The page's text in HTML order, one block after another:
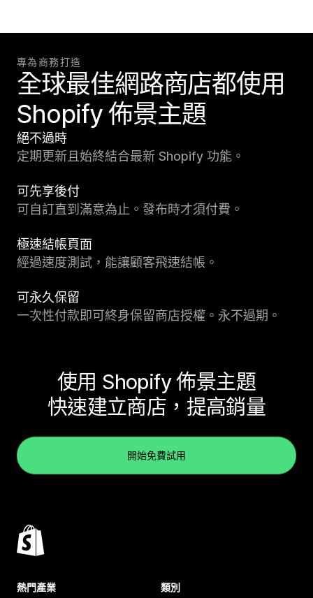
專為商務打造
全球最佳網路商店都使用
Shopify 佈景主題
絕不過時
定期更新且始終結合最新 Shopify 功能。
可先享後付
可自訂直到滿意為止。發布時才須付費。
極速結帳頁面
經過速度測試，能讓顧客飛速結帳。
可永久保留
一次性付款即可終身保留商店授權。永不過期。
使用 Shopify 佈景主題
快速建立商店，提高銷量
開始免費試用
熱門產業 類別